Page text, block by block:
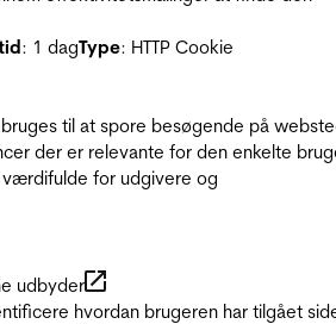
: 1 dagType: HTTP Cookie
til at spore besøgende på
der er relevante for den enkelte
for udgivere og
udbyder
hvordan brugeren har tilgået